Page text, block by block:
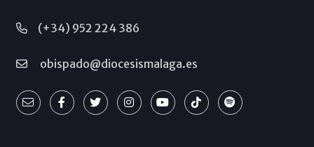
(+34) 952 224 386
obispado@diocesismalaga.es